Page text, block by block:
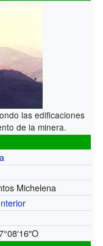
las edificaciones
de la minera.
Michelena